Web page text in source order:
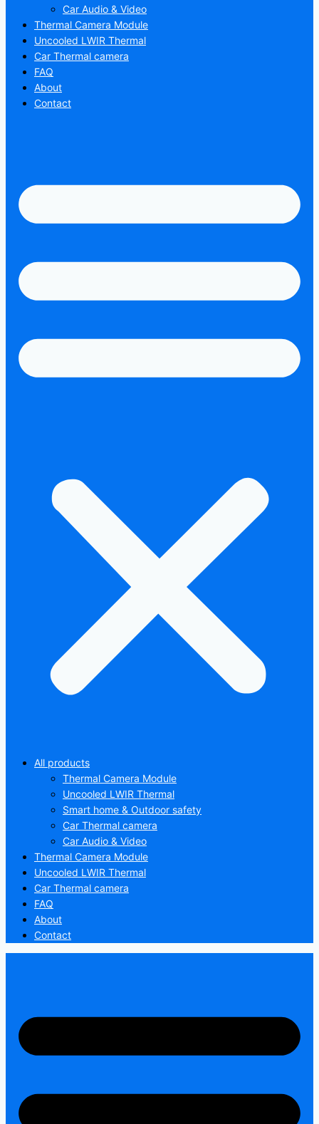
Car Audio & Video
Thermal Camera Module
Uncooled LWIR Thermal
Car Thermal camera
FAQ
About
Contact
All products
Thermal Camera Module
Uncooled LWIR Thermal
Smart home & Outdoor safety
Car Thermal camera
Car Audio & Video
Thermal Camera Module
Uncooled LWIR Thermal
Car Thermal camera
FAQ
About
Contact